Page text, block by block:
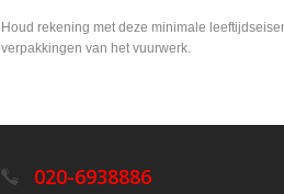
Houd rekening met deze minimale
verpakkingen van het vuurwerk.
020-6938886